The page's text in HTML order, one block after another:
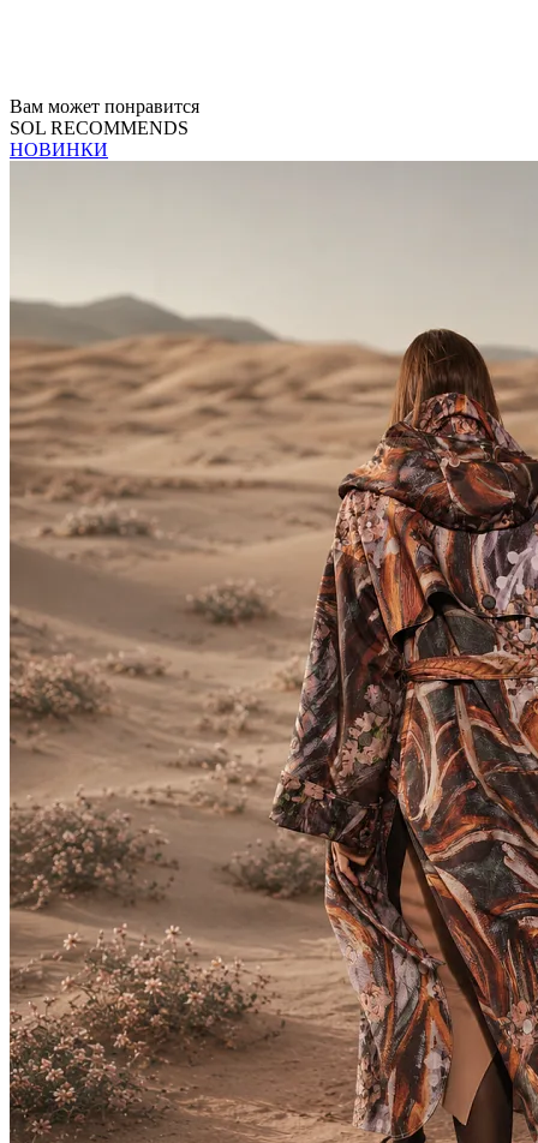
Вам может понравится
SOL RECOMMENDS
НОВИНКИ